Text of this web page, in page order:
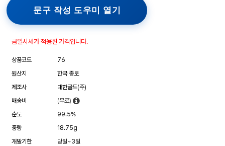
문구 작성 도우미 열기
금일시세가 적용된 가격입니다.
상품코드
76
원산지
한국 종로
제조사
대한골드(주)
배송비
(무료)
순도
99.5%
중량
18.75g
개발기한
당일~3일